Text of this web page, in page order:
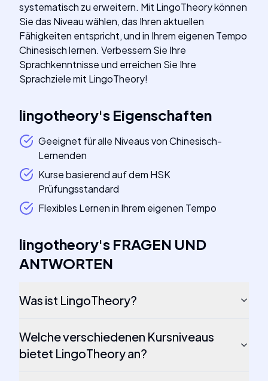
systematisch zu erweitern. Mit LingoTheory können
Sie das Niveau wählen, das Ihren aktuellen
Fähigkeiten entspricht, und in Ihrem eigenen Tempo
Chinesisch lernen. Verbessern Sie Ihre
Sprachkenntnisse und erreichen Sie Ihre
Sprachziele mit LingoTheory!
lingotheory's Eigenschaften
Geeignet für alle Niveaus von Chinesisch-
Lernenden
Kurse basierend auf dem HSK
Prüfungsstandard
Flexibles Lernen in Ihrem eigenen Tempo
lingotheory's FRAGEN UND
ANTWORTEN
Was ist LingoTheory?
Welche verschiedenen Kursniveaus
bietet LingoTheory an?